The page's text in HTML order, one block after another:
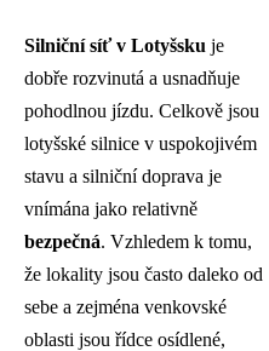
Silniční síť v Lotyšsku je
dobře rozvinutá a usnadňuje
pohodlnou jízdu. Celkově jsou
lotyšské silnice v uspokojivém
stavu a silniční doprava je
vnímána jako relativně
bezpečná. Vzhledem k tomu,
že lokality jsou často daleko od
sebe a zejména venkovské
oblasti jsou řídce osídlené,